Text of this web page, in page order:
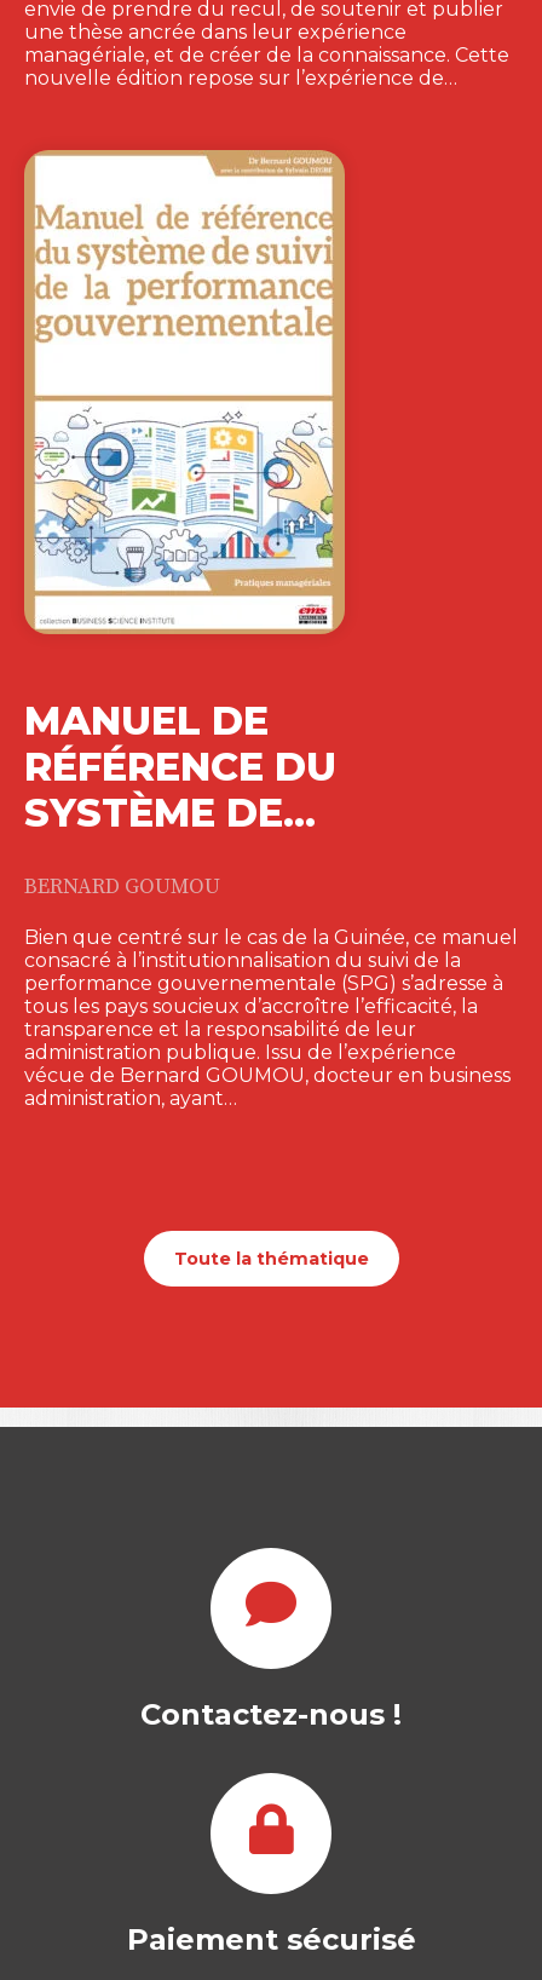
envie de prendre du recul, de soutenir et publier
une thèse ancrée dans leur expérience
managériale, et de créer de la connaissance. Cette
nouvelle édition repose sur l’expérience de…
MANUEL DE
RÉFÉRENCE DU
SYSTÈME DE…
BERNARD GOUMOU
Bien que centré sur le cas de la Guinée, ce manuel
consacré à l’institutionnalisation du suivi de la
performance gouvernementale (SPG) s’adresse à
tous les pays soucieux d’accroître l’efficacité, la
transparence et la responsabilité de leur
administration publique. Issu de l’expérience
vécue de Bernard GOUMOU, docteur en business
administration, ayant…
Toute la thématique
Contactez-nous !
Paiement sécurisé